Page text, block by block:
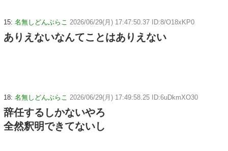
15: 名無しどんぶらこ 2026/06/29(月) 17:47:50.37 ID:8/O18xKP0
ありえないなんてことはありえない
18: 名無しどんぶらこ 2026/06/29(月) 17:49:58.25 ID:6uDkmXO30
辞任するしかないやろ
全然釈明できてないし